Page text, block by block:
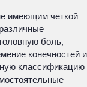
имеющим четкой
боль,
конечностей и
классификацию